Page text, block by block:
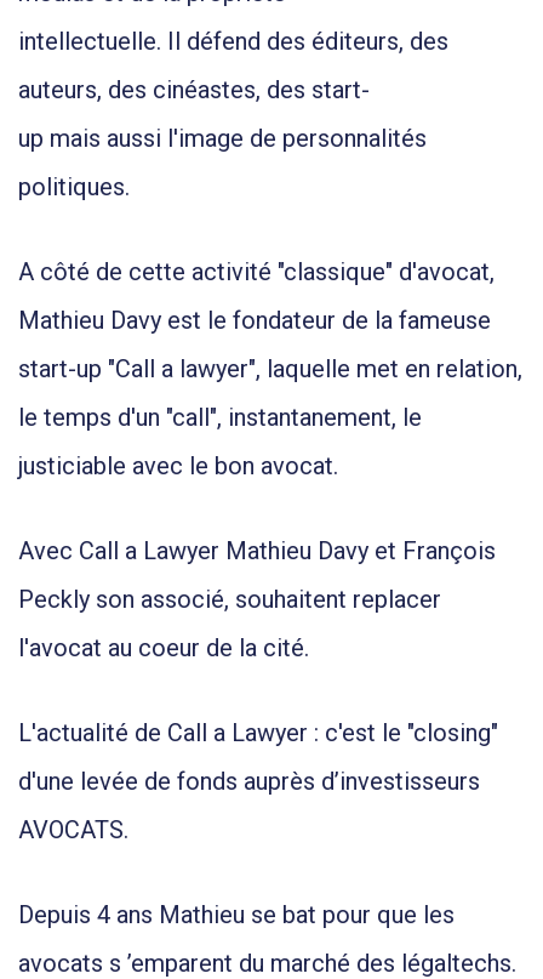
intellectuelle. Il défend des éditeurs, des
auteurs, des cinéastes, des start-
up mais aussi l'image de personnalités
politiques.
A côté de cette activité "classique" d'avocat,
Mathieu Davy est le fondateur de la fameuse
start-up "Call a lawyer", laquelle met en relation,
le temps d'un "call", instantanement, le
justiciable avec le bon avocat.
Avec Call a Lawyer Mathieu Davy et François
Peckly son associé, souhaitent replacer
l'avocat au coeur de la cité.
L'actualité de Call a Lawyer : c'est le "closing"
d'une levée de fonds auprès d’investisseurs
AVOCATS.
Depuis 4 ans Mathieu se bat pour que les
avocats s ’emparent du marché des légaltechs.